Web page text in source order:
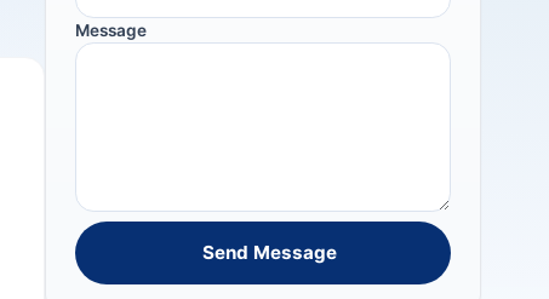
Message
Send Message